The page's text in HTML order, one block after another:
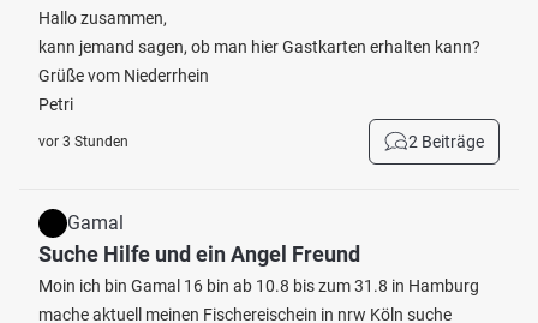
Hallo zusammen,
kann jemand sagen, ob man hier Gastkarten erhalten kann?
Grüße vom Niederrhein
Petri
vor 3 Stunden 2 Beiträge
Gamal
Suche Hilfe und ein Angel Freund
Moin ich bin Gamal 16 bin ab 10.8 bis zum 31.8 in Hamburg
mache aktuell meinen Fischereischein in nrw Köln suche